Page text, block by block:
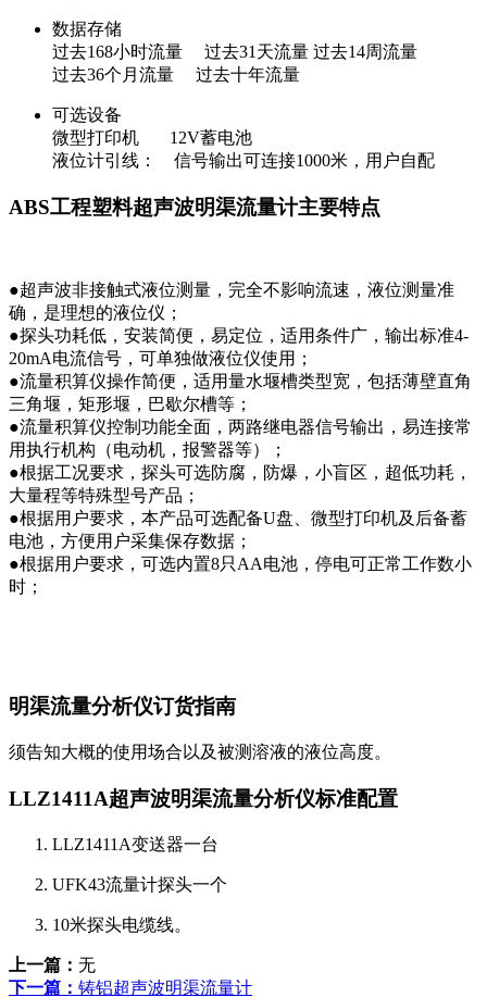
数据存储
过去168小时流量 过去31天流量 过去14周流量
过去36个月流量 过去十年流量
可选设备
微型打印机 12V蓄电池
液位计引线： 信号输出可连接1000米，用户自配
ABS工程塑料超声波明渠流量计主要特点
●超声波非接触式液位测量，完全不影响流速，液位测量准
确，是理想的液位仪；
●探头功耗低，安装简便，易定位，适用条件广，输出标准4-
20mA电流信号，可单独做液位仪使用；
●流量积算仪操作简便，适用量水堰槽类型宽，包括薄壁直角
三角堰，矩形堰，巴歇尔槽等；
●流量积算仪控制功能全面，两路继电器信号输出，易连接常
用执行机构（电动机，报警器等）；
●根据工况要求，探头可选防腐，防爆，小盲区，超低功耗，
大量程等特殊型号产品；
●根据用户要求，本产品可选配备U盘、微型打印机及后备蓄
电池，方便用户采集保存数据；
●根据用户要求，可选内置8只AA电池，停电可正常工作数小
时；
明渠流量分析仪订货指南
须告知大概的使用场合以及被测溶液的液位高度。
LLZ1411A超声波明渠流量分析仪标准配置
LLZ1411A变送器一台
UFK43流量计探头一个
10米探头电缆线。
上一篇： 无
下一篇： 铸铝超声波明渠流量计